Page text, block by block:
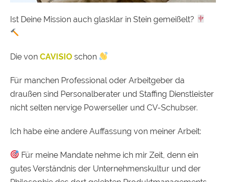
Ist Deine Mission auch glasklar in Stein gemeißelt?
Die von CAVISIO schon
Für manchen Professional oder Arbeitgeber da
draußen sind Personalberater und Staffing Dienstleister
nicht selten nervige Powerseller und CV-Schubser.
Ich habe eine andere Auffassung von meiner Arbeit:
Für meine Mandate nehme ich mir Zeit, denn ein
gutes Verständnis der Unternehmenskultur und der